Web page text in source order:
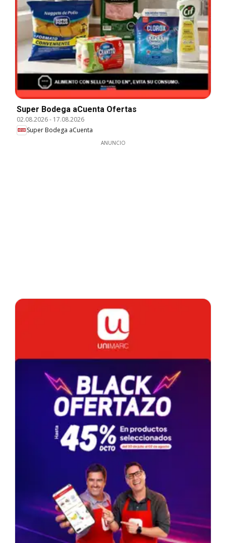
Super Bodega aCuenta Ofertas
02.08.2026- 17.08.2026
Super Bodega aCuenta
ANUNCIO